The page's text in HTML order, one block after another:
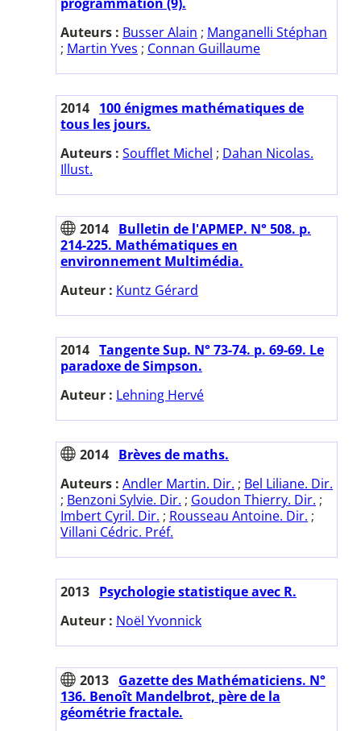
Auteurs : Busser Alain ; Manganelli Stéphan
; Martin Yves ; Connan Guillaume
2014 100 énigmes mathématiques de
tous les jours.
Auteurs : Soufflet Michel ; Dahan Nicolas.
Illust.
2014 Bulletin de l'APMEP. N° 508. p.
214-225. Mathématiques en
environnement Multimédia.
Auteur : Kuntz Gérard
2014 Tangente Sup. N° 73-74. p. 69-69. Le
paradoxe de Simpson.
Auteur : Lehning Hervé
2014 Brèves de maths.
Auteurs : Andler Martin. Dir. ; Bel Liliane. Dir.
; Benzoni Sylvie. Dir. ; Goudon Thierry. Dir. ;
Imbert Cyril. Dir. ; Rousseau Antoine. Dir. ;
Villani Cédric. Préf.
2013 Psychologie statistique avec R.
Auteur : Noël Yvonnick
2013 Gazette des Mathématiciens. N°
136. Benoît Mandelbrot, père de la
géométrie fractale.